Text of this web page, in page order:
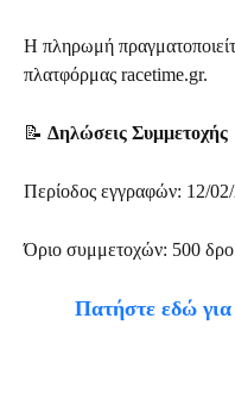
Η πληρωμή
πλατφόρμας racetime.gr.
📝 Δηλώσεις Συμμετοχής
Περίοδος εγγραφών: 12/
Όριο συμμετοχών: 500
Πατήστε εδώ